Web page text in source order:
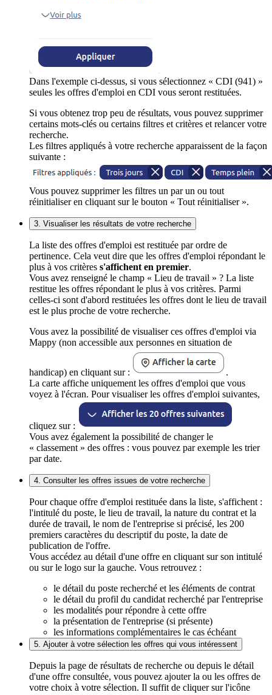
Dans l'exemple ci-dessus, si vous sélectionnez « CDI (941) »
seules les offres d'emploi en CDI vous seront restituées.
Si vous obtenez trop peu de résultats, vous pouvez supprimer
certains mots-clés ou certains filtres et critères et relancer votre
recherche.
Les filtres appliqués à votre recherche apparaissent de la façon
suivante :
Vous pouvez supprimer les filtres un par un ou tout
réinitialiser en cliquant sur le bouton « Tout réinitialiser ».
3. Visualiser les résultats de votre recherche
La liste des offres d'emploi est restituée par ordre de
pertinence. Cela veut dire que les offres d'emploi répondant le
plus à vos critères s'affichent en premier.
Vous avez renseigné le champ « Lieu de travail » ? La liste
restitue les offres répondant le plus à vos critères. Parmi
celles-ci sont d'abord restituées les offres dont le lieu de travail
est le plus proche de votre recherche.
Vous avez la possibilité de visualiser ces offres d'emploi via
Mappy (non accessible aux personnes en situation de
handicap) en cliquant sur :
.
La carte affiche uniquement les offres d'emploi que vous
voyez à l'écran. Pour visualiser les offres d'emploi suivantes,
cliquez sur :
Vous avez également la possibilité de changer le
« classement » des offres : vous pouvez par exemple les trier
par date.
4. Consulter les offres issues de votre recherche
Pour chaque offre d'emploi restituée dans la liste, s'affichent :
l'intitulé du poste, le lieu de travail, la nature du contrat et la
durée de travail, le nom de l'entreprise si précisé, les 200
premiers caractères du descriptif du poste, la date de
publication de l'offre.
Vous accédez au détail d'une offre en cliquant sur son intitulé
ou sur le logo sur la gauche. Vous retrouvez :
le détail du poste recherché et les éléments de contrat
le détail du profil du candidat recherché par l'entreprise
les modalités pour répondre à cette offre
la présentation de l'entreprise (si présente)
les informations complémentaires le cas échéant
5. Ajouter à votre sélection les offres qui vous intéressent
Depuis la page de résultats de recherche ou depuis le détail
d'une offre consultée, vous pouvez ajouter la ou les offres de
votre choix à votre sélection. Il suffit de cliquer sur l'icône